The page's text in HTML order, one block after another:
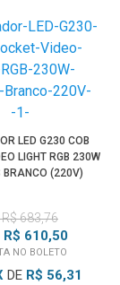
à sua
a luz é
Grip.
LED G230 COB
LIGHT RGB 230W
BRANCO (220V)
R$ 683,76
R$ 610,50
NO BOLETO
DE R$ 56,31